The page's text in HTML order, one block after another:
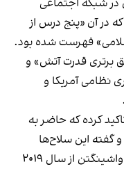
شبکه اجتماعی
در آن «پنج درس از
فهرست شده بود.
برتری قدرت آتش» و
نظامی آمریکا و
کرده که حاضر به
این سلاح‌ها
کشورش را امن‌تر کرده‌اند. پیونگ‌یانگ و واشینگتن از سال ۲۰۱۹